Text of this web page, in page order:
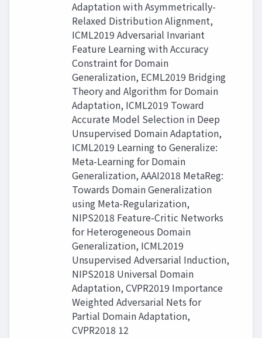
Adaptation with Asymmetrically-
Relaxed Distribution Alignment,
ICML2019 Adversarial Invariant
Feature Learning with Accuracy
Constraint for Domain
Generalization, ECML2019 Bridging
Theory and Algorithm for Domain
Adaptation, ICML2019 Toward
Accurate Model Selection in Deep
Unsupervised Domain Adaptation,
ICML2019 Learning to Generalize:
Meta-Learning for Domain
Generalization, AAAI2018 MetaReg:
Towards Domain Generalization
using Meta-Regularization,
NIPS2018 Feature-Critic Networks
for Heterogeneous Domain
Generalization, ICML2019
Unsupervised Adversarial Induction,
NIPS2018 Universal Domain
Adaptation, CVPR2019 Importance
Weighted Adversarial Nets for
Partial Domain Adaptation,
CVPR2018 12